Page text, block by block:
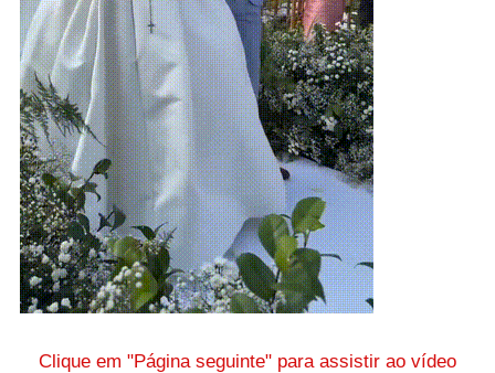
Clique em "Página seguinte" para assistir ao vídeo